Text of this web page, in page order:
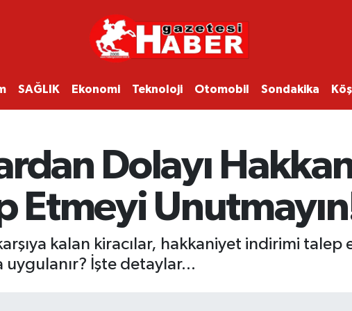
SAĞLIK Ekonomi Teknoloji Otomobil Sondakika
Dolayı
Etmeyi
kalan kiracılar, hakkaniyet indirimi
uygulanır? İşte detaylar...